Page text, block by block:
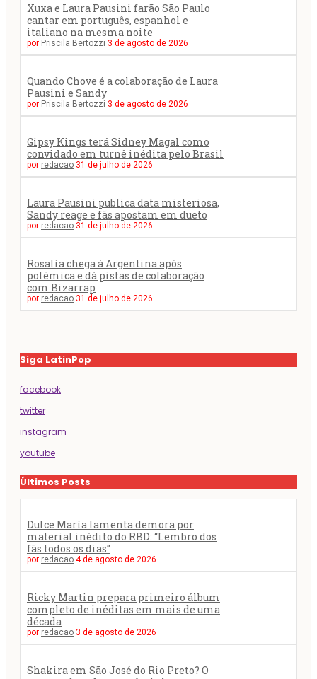
Xuxa e Laura Pausini farão São Paulo
cantar em português, espanhol e
italiano na mesma noite
por Priscila Bertozzi 3 de agosto de 2026
Quando Chove é a colaboração de Laura
Pausini e Sandy
por Priscila Bertozzi 3 de agosto de 2026
Gipsy Kings terá Sidney Magal como
convidado em turnê inédita pelo Brasil
por redacao 31 de julho de 2026
Laura Pausini publica data misteriosa,
Sandy reage e fãs apostam em dueto
por redacao 31 de julho de 2026
Rosalía chega à Argentina após
polêmica e dá pistas de colaboração
com Bizarrap
por redacao 31 de julho de 2026
Siga LatinPop
facebook
twitter
instagram
youtube
Últimos Posts
Dulce María lamenta demora por
material inédito do RBD: “Lembro dos
fãs todos os dias”
por redacao 4 de agosto de 2026
Ricky Martin prepara primeiro álbum
completo de inéditas em mais de uma
década
por redacao 3 de agosto de 2026
Shakira em São José do Rio Preto? O